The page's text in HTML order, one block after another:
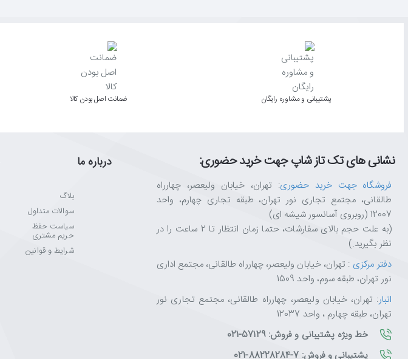
پشتیبانی و مشاوره رایگان ﺿﻤﺎﻧﺖ اﺻﻞ ﺑﻮدن ﮐﺎﻟﺎ
نشانی های تک تاز شاپ جهت خرید حضوری:
فروشگاه جهت خرید حضوری: تهران، خیابان ولیعصر، چهارراه
طالقانی، مجتمع تجاری نور تهران، طبقه تجاری چهارم، واحد
12007 (روبروی آسانسور شیشه ای)
(به علت حجم بالای سفارشات، حتما زمان انتظار تا 2 ساعت را در
نظر بگیرید.)
دفتر مرکزی : تهران، خیابان ولیعصر، چهارراه طالقانی، مجتمع اداری
نور تهران، طبقه سوم، واحد 1509
انبار: تهران، خیابان ولیعصر، چهارراه طالقانی، مجتمع تجاری نور
تهران، طبقه چهارم ، واحد 12037
خط ویژه پشتیبانی و فروش: 57129-021
پشتیبانی و فروش: 7-88228284-021
درباره ما
بلاگ
سوالات متداول
سیاست حفظ
حریم مشتری
شرایط و قوانین